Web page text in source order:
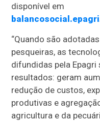
disponível em
“Quando são
pesqueiras, as
difundidas pela
resultados: geram
redução de custos,
produtivas e
agricultura e da